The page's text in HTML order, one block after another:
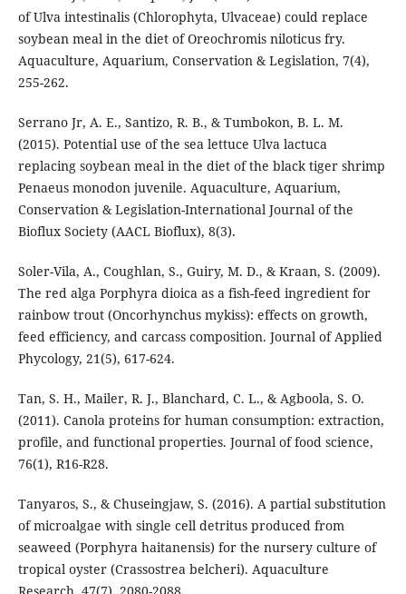
of Ulva intestinalis (Chlorophyta, Ulvaceae) could replace
soybean meal in the diet of Oreochromis niloticus fry.
Aquaculture, Aquarium, Conservation & Legislation, 7(4),
255-262.
Serrano Jr, A. E., Santizo, R. B., & Tumbokon, B. L. M.
(2015). Potential use of the sea lettuce Ulva lactuca
replacing soybean meal in the diet of the black tiger shrimp
Penaeus monodon juvenile. Aquaculture, Aquarium,
Conservation & Legislation-International Journal of the
Bioflux Society (AACL Bioflux), 8(3).
Soler-Vila, A., Coughlan, S., Guiry, M. D., & Kraan, S. (2009).
The red alga Porphyra dioica as a fish-feed ingredient for
rainbow trout (Oncorhynchus mykiss): effects on growth,
feed efficiency, and carcass composition. Journal of Applied
Phycology, 21(5), 617-624.
Tan, S. H., Mailer, R. J., Blanchard, C. L., & Agboola, S. O.
(2011). Canola proteins for human consumption: extraction,
profile, and functional properties. Journal of food science,
76(1), R16-R28.
Tanyaros, S., & Chuseingjaw, S. (2016). A partial substitution
of microalgae with single cell detritus produced from
seaweed (Porphyra haitanensis) for the nursery culture of
tropical oyster (Crassostrea belcheri). Aquaculture